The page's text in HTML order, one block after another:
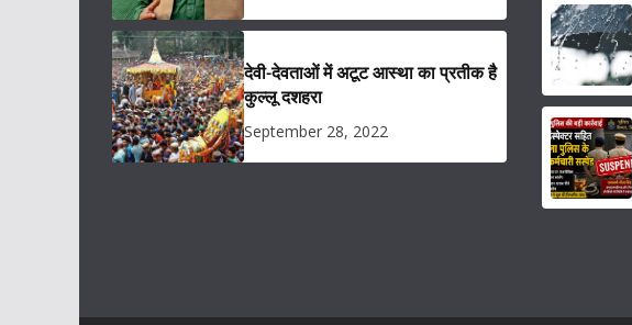
देवी-देवताओं में अटूट आस्था का प्रतीक है
कुल्लू दशहरा
September 28, 2022